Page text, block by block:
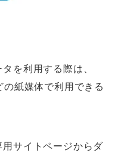
を利用する際は、
紙媒体で利用できる
サイトページからダ